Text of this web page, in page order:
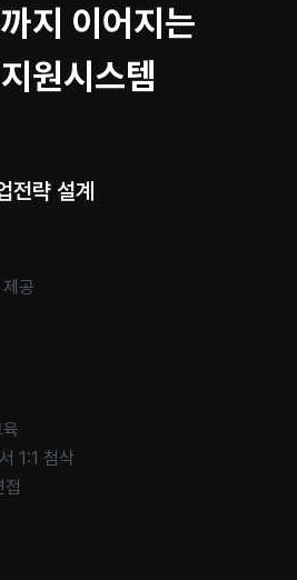
지 이어지는
원시스템
전략 설계
공
1:1 첨삭
접